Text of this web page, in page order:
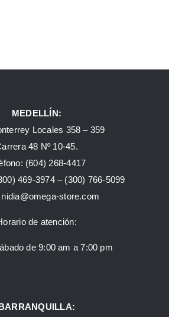
MEDELLÍN:
Locales 358 – 359
48 Nº 10-45.
(604) 268-4417
469-3974 – (300) 766-5099
nidia@omega-store.com
de atención:
de 9:00 am a 7:00 pm